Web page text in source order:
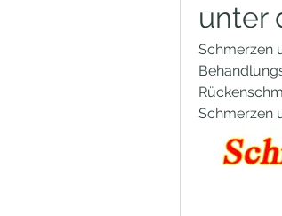
unter
Schmerzen
Schmerzen